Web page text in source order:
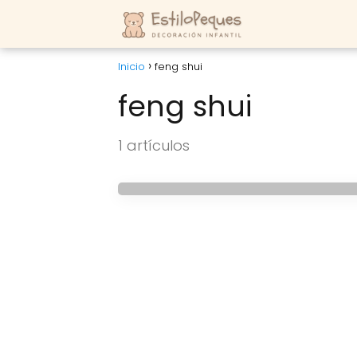
Inicio feng shui
feng shui
1 artículos
IDEAS
Feng Shui para la